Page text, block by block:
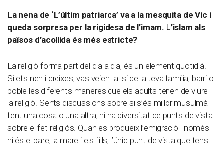
La nena de ‘L’últim patriarca’ va a la mesquita de Vic i
queda sorpresa per la rigidesa de l’imam. L’islam als
països d’acollida és més estricte?
La religió forma part del dia a dia, és un element quotidià.
Si ets nen i creixes, vas veient al si de la teva família, barri o
poble les diferents maneres que els adults tenen de viure
la religió. Sents discussions sobre si s’és millor musulmà
fent una cosa o una altra; hi ha diversitat de punts de vista
sobre el fet religiós. Quan es produeix l’emigració i només
hi és el pare, la mare i els fills, l’únic punt de vista que tens